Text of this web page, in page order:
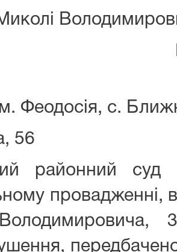
Феодосія, с.
56
районний суд